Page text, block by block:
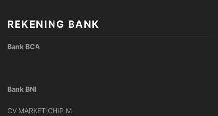
REKENING BANK
Bank BCA
Bank BNI
CV MARKET CHIP M